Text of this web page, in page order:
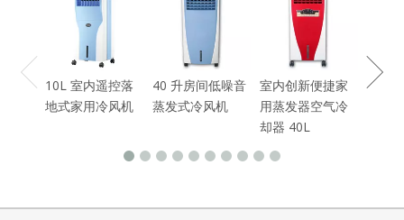
10L 室内遥控落
地式家用冷风机
40 升房间低噪音
蒸发式冷风机
室内创新便捷家
用蒸发器空气冷
却器 40L